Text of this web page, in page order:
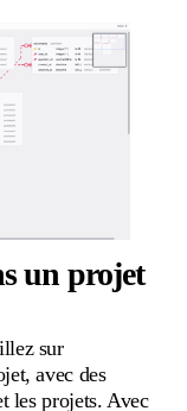
un projet
sur
avec des
les projets. Avec